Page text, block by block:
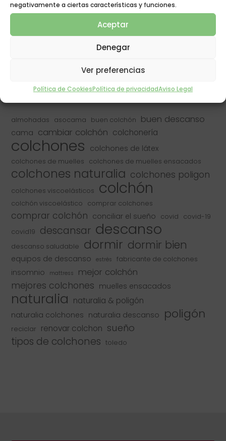
negativamente a ciertas características y funciones.
Aceptar
Denegar
Ver preferencias
Política de CookiesPolítica de privacidadAviso Legal
¿Es bueno dormir sobre un colchón en el suelo?
El descanso y el deporte
Cambio de hora invierno
almohadas asocama buen colchón buen descanso
cama cambiar colchón colchonería
colchones colchones de látex
colchones de muelles colchones de muelles ensacados
colchones naturalia colchones poligon
colchones viscoelásticos colchón
colchón viscoelástico comprar colchones
comprar colchón conciliar el sueño covid
covid-19
covid19
descansar descanso
descanso saludable dormir dormir bien
equipos de descanso estrés fabricante de colchones
insomnio mattress mejor colchón
mejores colchones muelles ensacados
naturalia naturalia & poligón
naturalia colchones naturalia descanso poligón
reciclar renovar colchon sueño
tipos de colchones toledo